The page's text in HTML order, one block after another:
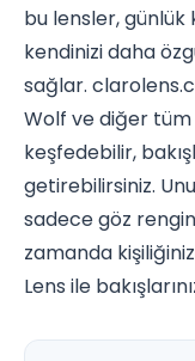
bu lensler, günlük
kendinizi daha
sağlar.
Wolf ve diğer
keşfedebilir,
getirebilirsiniz.
sadece göz
zamanda
Lens ile